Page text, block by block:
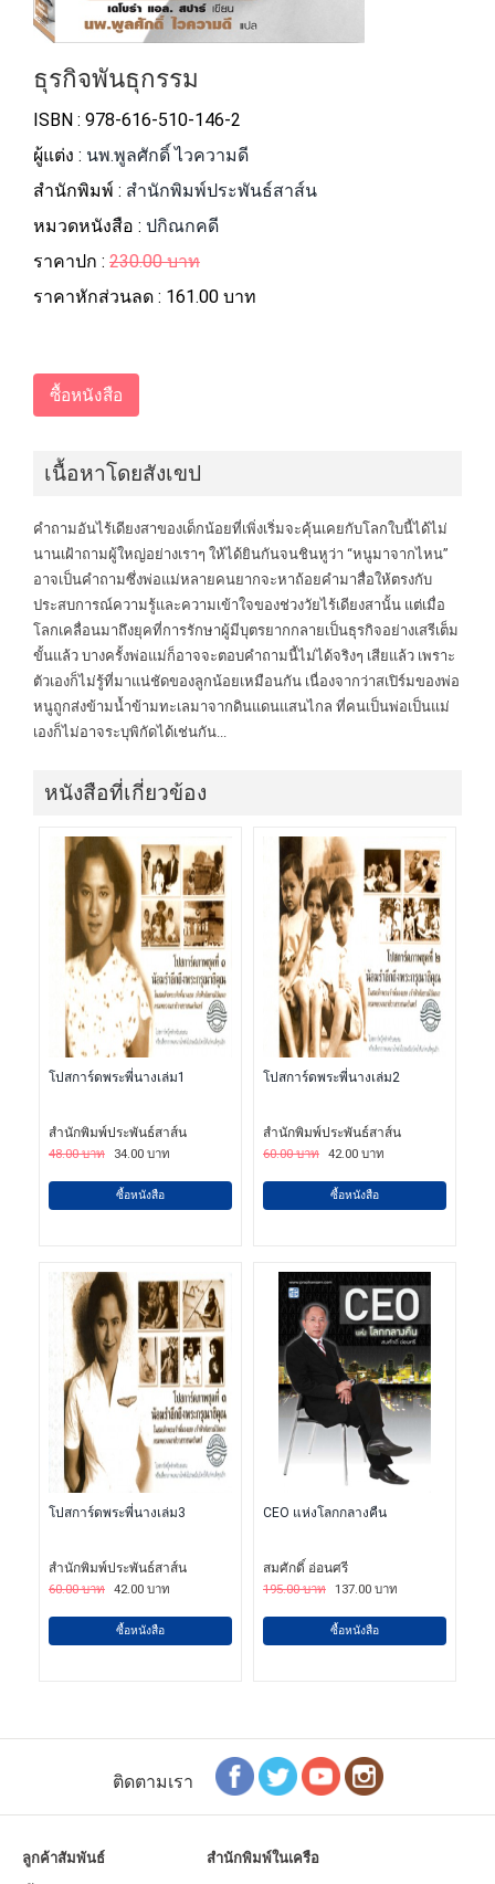
ธุรกิจพันธุกรรม
ISBN : 978-616-510-146-2
ผู้แต่ง : นพ.พูลศักดิ์ ไวความดี
สำนักพิมพ์ : สำนักพิมพ์ประพันธ์สาส์น
หมวดหนังสือ : ปกิณกคดี
ราคาปก : 230.00 บาท
ราคาหักส่วนลด : 161.00 บาท
เนื้อหาโดยสังเขป
คำถามอันไร้เดียงสาของเด็กน้อยที่เพิ่งเริ่มจะคุ้นเคยกับโลกใบนี้ได้ไม่
นานเฝ้าถามผู้ใหญ่อย่างเราๆ ให้ได้ยินกันจนชินหูว่า “หนูมาจากไหน”
อาจเป็นคำถามซึ่งพ่อแม่หลายคนยากจะหาถ้อยคำมาสื่อให้ตรงกับ
ประสบการณ์ความรู้และความเข้าใจของช่วงวัยไร้เดียงสานั้น แต่เมื่อ
โลกเคลื่อนมาถึงยุคที่การรักษาผู้มีบุตรยากกลายเป็นธุรกิจอย่างเสรีเต็ม
ขั้นแล้ว บางครั้งพ่อแม่ก็อาจจะตอบคำถามนี้ไม่ได้จริงๆ เสียแล้ว เพราะ
ตัวเองก็ไม่รู้ที่มาแน่ชัดของลูกน้อยเหมือนกัน เนื่องจากว่าสเปิร์มของพ่อ
หนูถูกส่งข้ามน้ำข้ามทะเลมาจากดินแดนแสนไกล ที่คนเป็นพ่อเป็นแม่
เองก็ไม่อาจระบุพิกัดได้เช่นกัน...
หนังสือที่เกี่ยวข้อง
โปสการ์ดพระพี่นางเล่ม1
สำนักพิมพ์ประพันธ์สาส์น
48.00 บาท
34.00 บาท
ซื้อหนังสือ
โปสการ์ดพระพี่นางเล่ม2
สำนักพิมพ์ประพันธ์สาส์น
60.00 บาท 42.00 บาท
ซื้อหนังสือ
โปสการ์ดพระพี่นางเล่ม3
สำนักพิมพ์ประพันธ์สาส์น
60.00 บาท 42.00 บาท
ซื้อหนังสือ
CEO แห่งโลกกลางคืน
สมศักดิ์ อ่อนศรี
195.00 บาท 137.00 บาท
ซื้อหนังสือ
ติดตามเรา
ลูกค้าสัมพันธ์ สำนักพิมพ์ในเครือ